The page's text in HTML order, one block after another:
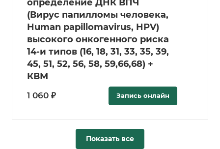
определение ДНК ВПЧ
(Вирус папилломы человека,
Human papillomavirus, HPV)
высокого онкогенного риска
14-и типов (16, 18, 31, 33, 35, 39,
45, 51, 52, 56, 58, 59,66,68) +
КВМ
1 060 ₽ Запись онлайн
Показать все